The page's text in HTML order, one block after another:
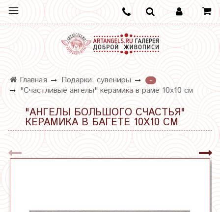
Главная Подарки, сувениры
-
"Счастливые ангелы" керамика в раме 10х10 см
"АНГЕЛЫ БОЛЬШОГО СЧАСТЬЯ"
КЕРАМИКА В БАГЕТЕ 10Х10 СМ